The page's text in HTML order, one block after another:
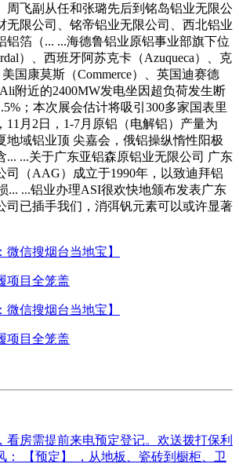
周飞副从任和张璐先后到铭岛铝业无限公
无限公司、铭帝铝业无限公司、西北铝业
铝箔（... ...海德鲁铝业原铝事业部旗下位
）、西班牙阿苏克卡（Azuqueca）、克
国康莫斯（Commerce）、英国迪赛德
Ali附近的2400MW发电坐因超负荷发生断
；本次展会估计将吸引300多家国表里
11月2日，1-7月原铝（电解铝）产量为
地域铝业顶 尖嘉会，俄铝操纵惰性阳极
... ...关于广东亚铝森原铝业无限公司 广东
司（AAG）成立于1990年，以致迪拜铝
... ...铝业办理ASI很欢快地颁布发表广东
司已插手我们，消弭钒元素可以或许显著
微信搜烟台当地宝】
项目全笼盖
微信搜烟台当地宝】
项目全笼盖
看房需提前来电预定登记。欢送拨打保利
： 【预定】 ，从地板、瓷砖到橱柜、卫